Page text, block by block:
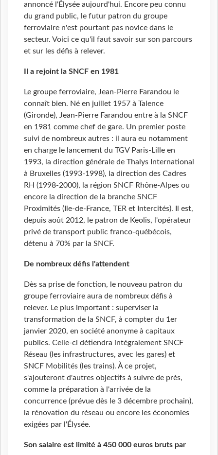
annoncé l'Élysée aujourd'hui. Encore peu connu
du grand public, le futur patron du groupe
ferroviaire n'est pourtant pas novice dans le
secteur. Voici ce qu'il faut savoir sur son parcours
et sur les défis à relever.
Il a rejoint la SNCF en 1981
Le groupe ferroviaire, Jean-Pierre Farandou le
connaît bien. Né en juillet 1957 à Talence
(Gironde), Jean-Pierre Farandou entre à la SNCF
en 1981 comme chef de gare. Un premier poste
suivi de nombreux autres : il aura eu notamment
en charge le lancement du TGV Paris-Lille en
1993, la direction générale de Thalys International
à Bruxelles (1993-1998), la direction des Cadres
RH (1998-2000), la région SNCF Rhône-Alpes ou
encore la direction de la branche SNCF
Proximités (Ile-de-France, TER et Intercités). Il est,
depuis août 2012, le patron de Keolis, l'opérateur
privé de transport public franco-québécois,
détenu à 70% par la SNCF.
De nombreux défis l'attendent
Dès sa prise de fonction, le nouveau patron du
groupe ferroviaire aura de nombreux défis à
relever. Le plus important : superviser la
transformation de la SNCF, à compter du 1er
janvier 2020, en société anonyme à capitaux
publics. Celle-ci détiendra intégralement SNCF
Réseau (les infrastructures, avec les gares) et
SNCF Mobilités (les trains). À ce projet,
s'ajouteront d'autres objectifs à suivre de près,
comme la préparation à l'arrivée de la
concurrence (prévue dès le 3 décembre prochain),
la rénovation du réseau ou encore les économies
exigées par l'Élysée.
Son salaire est limité à 450 000 euros bruts par